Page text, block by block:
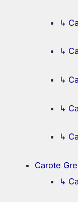
↳
↳
↳
↳
↳
Carote
↳